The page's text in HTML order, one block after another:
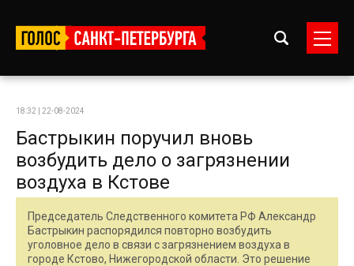
18:32 | 22-08-2024
Бастрыкин поручил вновь
возбудить дело о загрязнении
воздуха в Кстове
Председатель Следственного комитета РФ Александр
Бастрыкин распорядился повторно возбудить
уголовное дело в связи с загрязнением воздуха в
городе Кстово, Нижегородской области. Это решение